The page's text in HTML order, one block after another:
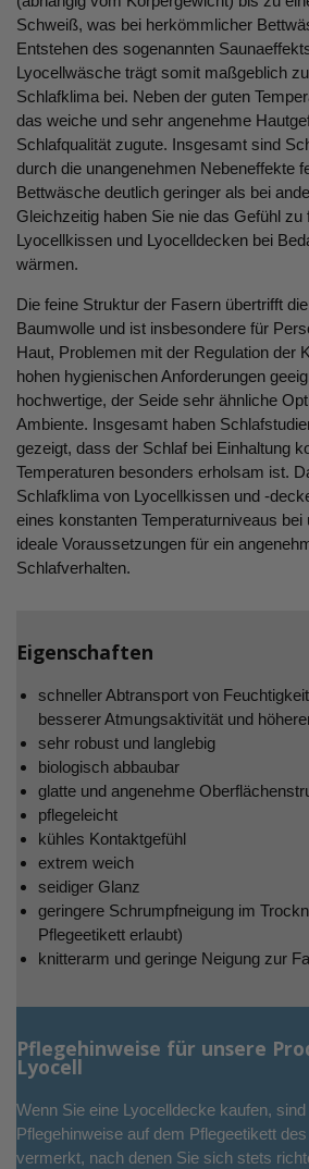
Schweiß, was bei herkömmlicher
Entstehen des sogenannten
Lyocellwäsche trägt somit maßgeblich
Schlafklima bei. Neben der guten
das weiche und sehr angenehme
Schlafqualität zugute. Insgesamt sind
durch die unangenehmen Nebeneffekte
Bettwäsche deutlich geringer als bei
Gleichzeitig haben Sie nie das Gefühl zu
Lyocellkissen und Lyocelldecken bei
wärmen.
Die feine Struktur der Fasern übertrifft
Baumwolle und ist insbesondere für
Haut, Problemen mit der Regulation der
hohen hygienischen Anforderungen
hochwertige, der Seide sehr ähnliche
Ambiente. Insgesamt haben
gezeigt, dass der Schlaf bei Einhaltung
Temperaturen besonders erholsam ist.
Schlafklima von Lyocellkissen und -
eines konstanten Temperaturniveaus bei
ideale Voraussetzungen für ein
Schlafverhalten.
Eigenschaften
schneller Abtransport von
besserer Atmungsaktivität und
sehr robust und langlebig
biologisch abbaubar
glatte und angenehme
pflegeleicht
kühles Kontaktgefühl
extrem weich
seidiger Glanz
geringere Schrumpfneigung im
Pflegeetikett erlaubt)
knitterarm und geringe Neigung zur
Pflegehinweise für unsere
Lyocell
Wenn Sie eine Lyocelldecke kaufen,
Pflegehinweise auf dem Pflegeetikett
vermerkt, nach denen Sie sich stets